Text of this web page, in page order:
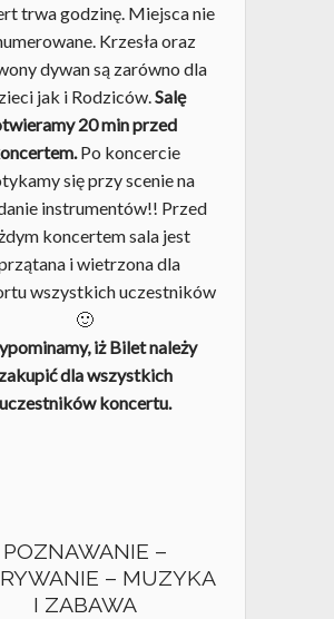
trwa godzinę. Miejsca nie
Krzesła oraz
dywan są zarówno dla
jak i Rodziców.Salę
20 min przed
Po koncercie
się przy scenie na
instrumentów!! Przed
koncertem sala jest
i wietrzona dla
wszystkich uczestników
🙂
iż Bilet należy
zakupić dla wszystkich
uczestników koncertu.
POZNAWANIE –
– MUZYKA
I ZABAWA